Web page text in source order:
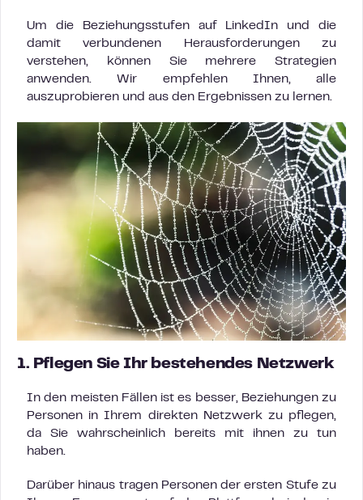
Um die Beziehungsstufen auf LinkedIn und die
damit verbundenen Herausforderungen zu
verstehen, können Sie mehrere Strategien
anwenden. Wir empfehlen Ihnen, alle
auszuprobieren und aus den Ergebnissen zu lernen.
1. Pflegen Sie Ihr bestehendes Netzwerk
In den meisten Fällen ist es besser, Beziehungen zu
Personen in Ihrem direkten Netzwerk zu pflegen,
da Sie wahrscheinlich bereits mit ihnen zu tun
haben.
Darüber hinaus tragen Personen der ersten Stufe zu